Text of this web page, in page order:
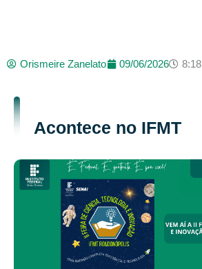
Orismeire Zanelato 09/06/2026
Acontece no IFMT